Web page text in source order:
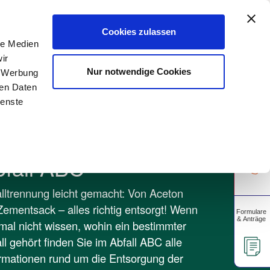
Medien
Daten
Cookies zulassen
Nur notwendige Cookies
Gewerbekunden Unsere Apps AA
ABC
leicht gemacht: Von Aceton
– alles richtig entsorgt! Wenn
nicht wissen, wohin ein bestimmter
gehört finden Sie im Abfall ABC alle
rund um die Entsorgung der